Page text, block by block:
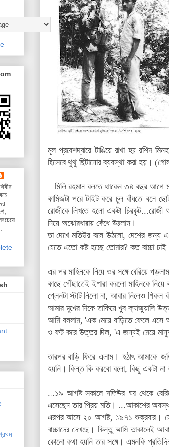
মূল প্রবেশদ্বারে টাঙিয়ে রাখা হয় রশিদ
হিসেবে থুথু ছিটানোর ব্যবস্থা করা হয়।
...মিলি রহমান বলতে থাকেন ৩৪ বছর আগে
কামিজটা পরে টাইট করে চুল বাঁধতে বলে
রোজীকে লিখতে হলো একটা
নিয়ে অঝোরধারায় কেঁধে উঠলাম।
তা দেখে মতিউর বলে উঠলো, দেশের জন্য
যেতে এতো কষ্ট হচ্ছে তোমার? কত বাচ্চা
এর পর মাহিনকে নিয়ে ওর সঙ্গে বেরিয়ে
কাছে পৌঁছাতেই ইশারা করলো মাহিনকে
প্লেনটা স্টার্ট নিলো না, আবার নিলেও
আমার মুখের দিকে তাকিয়ে খুব ক্যাজুয়ালি
আমি বললাম, 'এক মেয়ে বাড়িতে ফেলে এসে
ও ফট করে উত্তর দিল, 'এ জন্যই মেয়ে
তারপর বাড়ি ফিরে এলাম। হঠাৎ আমাকে
হয়নি। কিন্ত কি করবো বলো, কিছু একটা না
...১৯ আগষ্ট সকালে মতিউর ঘর থেকে
এসেছেন তার প্রিয় মতি। ...আকাশের
এরপর আসে ২০ আগষ্ট, ১৯৭১ শুক্রবার। সে
বাচ্চাদের দেখছে। কিন্তু আমি তাকালেই
কোনো কথা হয়নি তার সঙ্গে। এমনকি